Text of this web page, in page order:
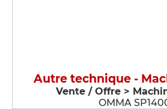
Autre technique -
Vente / Offre >
OMMA